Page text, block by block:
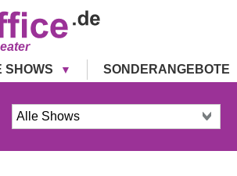
SHOWS SONDERANGEBOTE